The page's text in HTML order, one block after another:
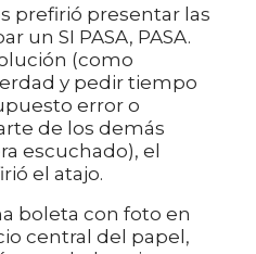
prefirió presentar las
un SI PASA, PASA.
(como
y pedir tiempo
error o
de los demás
escuchado), el
el atajo.
boleta con foto en
central del papel,